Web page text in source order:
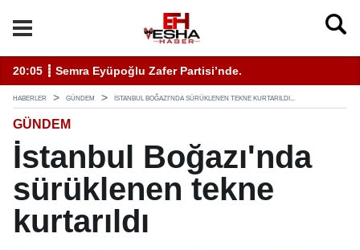
Hizmet İçin Bilinmesi Gerekenler
20:05 ┋ Semra Eyüpoğlu Zafer Partisi’nde.
HABERLER GÜNDEM İSTANBUL BOĞAZI'NDA SÜRÜKLENEN TEKNE KURTARILDI...
GÜNDEM
İstanbul Boğazı'nda
sürüklenen tekne
kurtarıldı